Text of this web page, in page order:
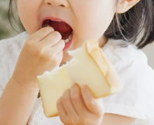
Resep
Chil*Go!